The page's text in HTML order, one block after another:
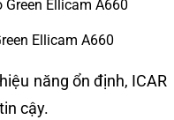
Ellicam A660
năng ổn định, ICAR
cậy.